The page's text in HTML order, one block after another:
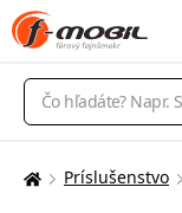
Vyhľadávanie
Tu
Príslušenstvo